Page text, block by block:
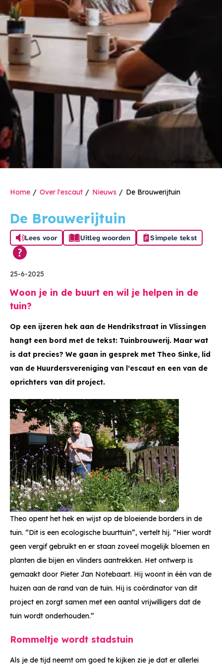
Home Over l'escaut Nieuws De Brouwerijtuin
De Brouwerijtuin
Lees voor Uitleg woorden Simpele tekst
25-6-2025
Woon je in de buurt en wil je helpen in de
tuin?
Op een ijzeren hek aan de Hendrikstraat in Vlissingen
hangt een bord met de tekst: Tuinbrouwerij. Maar wat
is dat precies? We gaan in gesprek met Theo Sinke, lid
van de Huurdersvereniging van l‘escaut en een van de
oprichters van dit project.
Theo opent het hek en wijst op de bloeiende borders in de
tuin. “Dit is een ecologische buurttuin”, vertelt hij. “Hier wordt
geen vergif gebruikt en er staan zoveel mogelijk bloemen en
planten die bijen en vlinders aantrekken. Het ontwerp is
gemaakt door Pieter Jan Notebaart. Hij woont in één van de
huizen aan de rand van de tuin. Hij is coördinator van dit
project en zorgt samen met een aantal vrijwilligers dat de
tuin wordt onderhouden.”
Rommeltje wordt stadstuin
Als je de tijd neemt om goed te kijken zie je dat er allerlei